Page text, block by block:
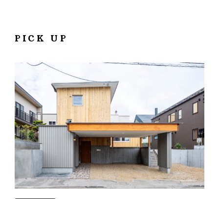
エコへの取り組み
オンライン家づくり相談
CONTACT
お問い合わせ・資料請求
PICK UP